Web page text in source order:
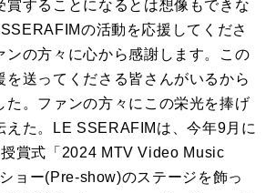
賞することになるとは想像もできな
の活動を応援してくださ
ンの方々に心から感謝します。この
を送ってくださる皆さんがいるから
た。ファンの方々にこの栄光を捧げ
えた。LE SSERAFIMは、今年9月に
賞式「2024 MTV Video Music
ョー(Pre-show)のステージを飾っ